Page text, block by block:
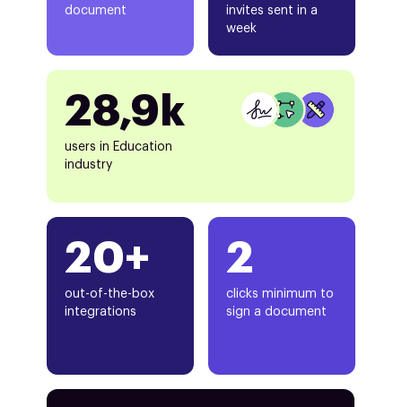
document
20+
out-of-the-box
integrations
invites sent in a
week
28,9k
users in Education
industry
2
clicks minimum to
sign a document